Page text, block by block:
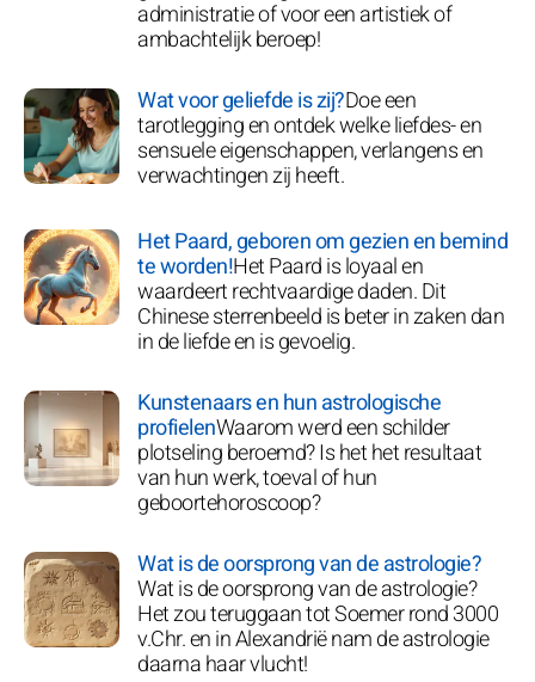
administratie of voor een artistiek of
ambachtelijk beroep!
Wat voor geliefde is zij?Doe een
tarotlegging en ontdek welke liefdes- en
sensuele eigenschappen, verlangens en
verwachtingen zij heeft.
Het Paard, geboren om gezien en bemind
te worden!Het Paard is loyaal en
waardeert rechtvaardige daden. Dit
Chinese sterrenbeeld is beter in zaken dan
in de liefde en is gevoelig.
Kunstenaars en hun astrologische
profielenWaarom werd een schilder
plotseling beroemd? Is het het resultaat
van hun werk, toeval of hun
geboortehoroscoop?
Wat is de oorsprong van de astrologie?
Wat is de oorsprong van de astrologie?
Het zou teruggaan tot Soemer rond 3000
v.Chr. en in Alexandrië nam de astrologie
daarna haar vlucht!